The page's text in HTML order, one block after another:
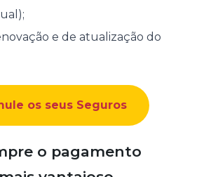
e de atualização do
os seus Seguros
o pagamento